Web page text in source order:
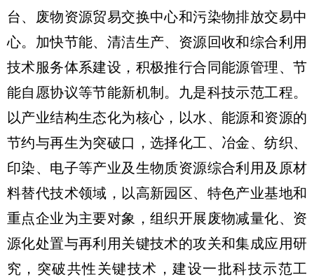
台、废物资源贸易交换中心和污染物排放交易中
心。加快节能、清洁生产、资源回收和综合利用
技术服务体系建设，积极推行合同能源管理、节
能自愿协议等节能新机制。九是科技示范工程。
以产业结构生态化为核心，以水、能源和资源的
节约与再生为突破口，选择化工、冶金、纺织、
印染、电子等产业及生物质资源综合利用及原材
料替代技术领域，以高新园区、特色产业基地和
重点企业为主要对象，组织开展废物减量化、资
源化处置与再利用关键技术的攻关和集成应用研
究，突破共性关键技术，建设一批科技示范工